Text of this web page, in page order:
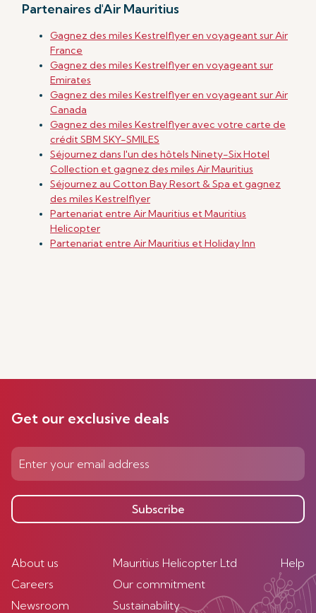
Partenaires d'Air Mauritius
Gagnez des miles Kestrelflyer en voyageant sur Air
France
Gagnez des miles Kestrelflyer en voyageant sur
Emirates
Gagnez des miles Kestrelflyer en voyageant sur Air
Canada
Gagnez des miles Kestrelflyer avec votre carte de
crédit SBM SKY-SMILES
Séjournez dans l'un des hôtels Ninety-Six Hotel
Collection et gagnez des miles Air Mauritius
Séjournez au Cotton Bay Resort & Spa et gagnez
des miles Kestrelflyer
Partenariat entre Air Mauritius et Mauritius
Helicopter
Partenariat entre Air Mauritius et Holiday Inn
Get our exclusive deals
Subscribe
About us
Careers
Newsroom
Mauritius Helicopter Ltd
Our commitment
Sustainability
Help